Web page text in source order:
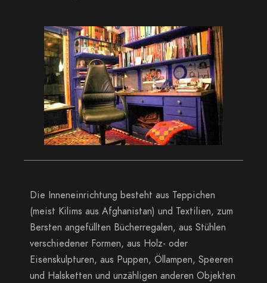
Die Inneneinrichtung besteht aus Teppichen
(meist Kilims aus Afghanistan) und Textilien, zum
Bersten angefüllten Bücherregalen, aus Stühlen
verschiedener Formen, aus Holz- oder
Eisenskulpturen, aus Puppen, Öllampen, Speeren
und Halsketten und unzähligen anderen Objekten